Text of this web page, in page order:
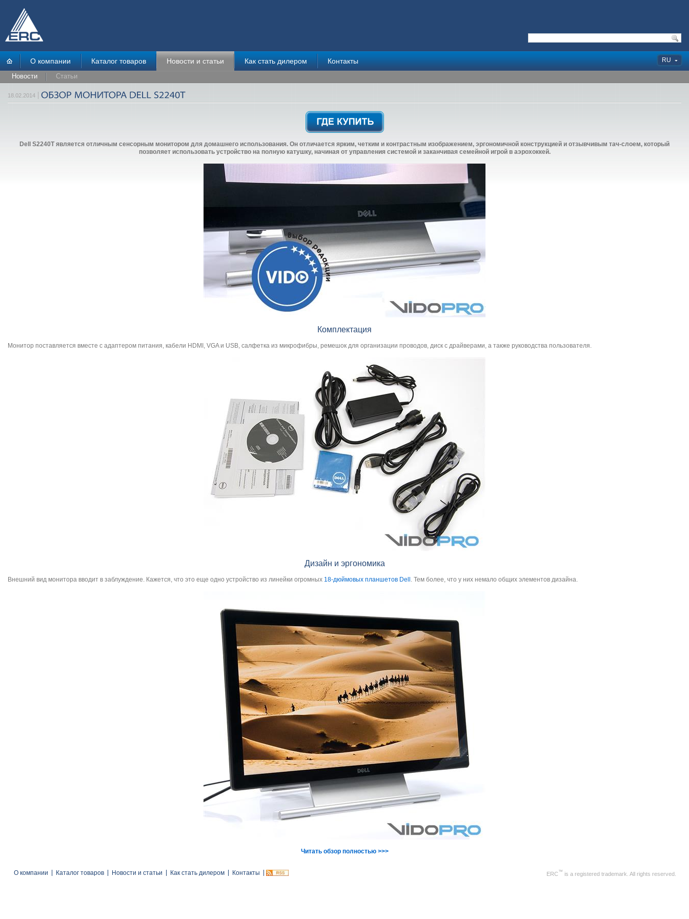
RU
О компании Каталог товаров Новости и статьи Как стать дилером Контакты
Новости Статьи
18.02.2014
Dell S2240T является отличным сенсорным монитором для домашнего использования. Он отличается ярким, четким и контрастным изображением, эргономичной конструкцией и отзывчивым тач-слоем, который
позволяет использовать устройство на полную катушку, начиная от управления системой и заканчивая семейной игрой в аэрохоккей.
Комплектация
Монитор поставляется вместе с адаптером питания, кабели HDMI, VGA и USB, салфетка из микрофибры, ремешок для организации проводов, диск с драйверами, а также руководства пользователя.
Дизайн и эргономика
Внешний вид монитора вводит в заблуждение. Кажется, что это еще одно устройство из линейки огромных 18-дюймовых планшетов Dell . Тем более, что у них немало общих элементов дизайна.
Читать обзор полностью >>>
О компании Каталог товаров Новости и статьи Как стать дилером Контакты ERC ™ is a registered trademark. All rights reserved.